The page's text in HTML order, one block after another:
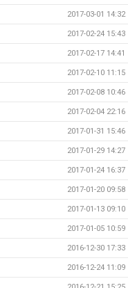
2017-03-01 14:32
2017-02-24 15:43
2017-02-17 14:41
2017-02-10 11:15
2017-02-08 10:46
2017-02-04 22:16
2017-01-31 15:46
2017-01-29 14:27
2017-01-24 16:37
2017-01-20 09:58
2017-01-13 09:10
2017-01-05 10:59
2016-12-30 17:33
2016-12-24 11:09